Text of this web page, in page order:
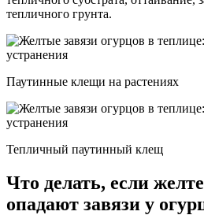
тепличного грунта.
Паутинные клещи на растениях
Тепличный паутинный клещ
Что делать, если
опадают завязи у